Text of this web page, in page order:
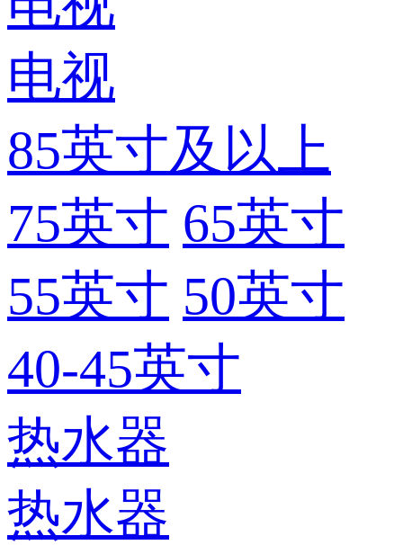
电视
85英寸及以上
75英寸 65英寸
55英寸 50英寸
40-45英寸
热水器
热水器